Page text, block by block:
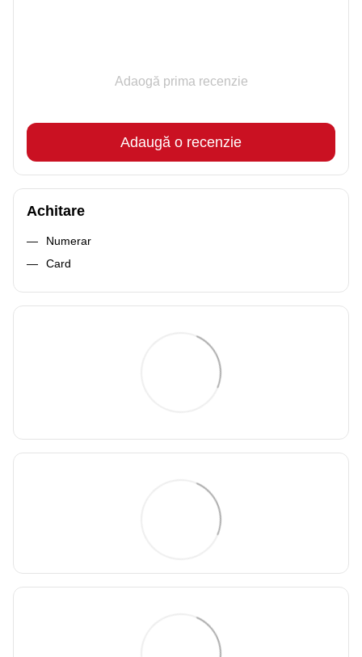
Adaogă prima recenzie
Adaugă o recenzie
Achitare
Numerar
Card